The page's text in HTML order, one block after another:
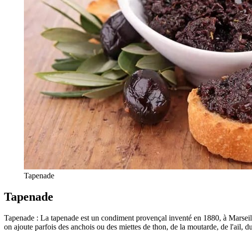
Tapenade
Tapenade
Tapenade : La tapenade est un condiment provençal inventé en 1880, à
on ajoute parfois des anchois ou des miettes de thon, de la moutarde, de l'ail,